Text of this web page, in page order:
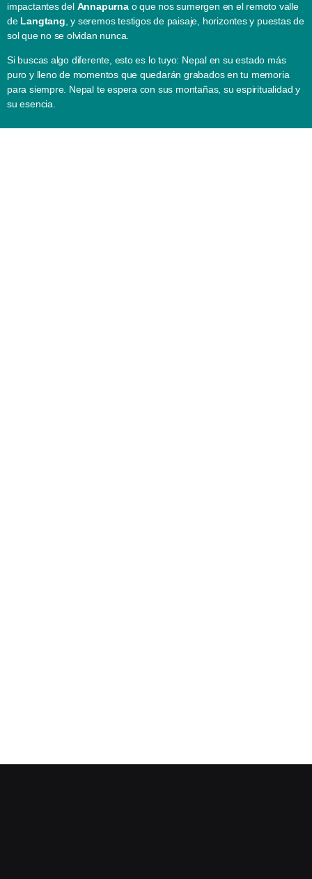
impactantes del Annapurnao que nos sumergen en el remoto valle
de Langtang , y seremos testigos de paisaje, horizontes y puestas de
sol que no se olvidan nunca.
Si buscas algo diferente, esto es lo tuyo: Nepal en su estado más
puro y lleno de momentos que quedarán grabados en tu memoria
para siempre. Nepal te espera con sus montañas, su espiritualidad y
su esencia.